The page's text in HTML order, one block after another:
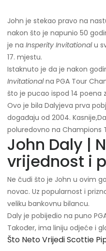
John je stekao pravo na
nakon što je napunio 50
je na Insperity Invitationalu
17. mjestu.
Istaknuto je da je nakon
Invitationalna PGA Tour
što je pucao ispod 14 poena
Ovo je bila Dalyjeva prva
događaju od 2004. Kasnije,
poluredovno na Champions
John Daly |
vrijednost i
Ne čudi što je John u ovim
novac. Uz popularnost i
veliku bankovnu bilancu.
Daly je pobijedio na puno
Također, ima liniju odjeće i
Što Neto Vrijedi Scottie